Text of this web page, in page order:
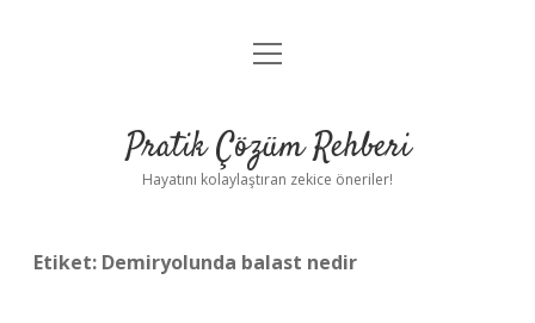
Anasayfa
Yasal Uyarı
menüyü
Pratik Çözüm Rehberi
Hayatını kolaylaştıran zekice öneriler!
Etiket: Demiryolunda balast nedir